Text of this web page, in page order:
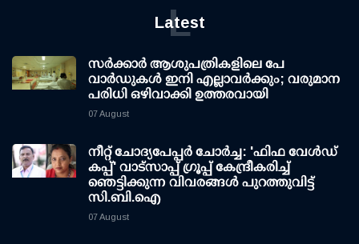
Latest
L
സര്‍ക്കാര്‍ ആശുപത്രികളിലെ പേ
വാര്‍ഡുകള്‍ ഇനി എല്ലാവര്‍ക്കും; വരുമാന
പരിധി ഒഴിവാക്കി ഉത്തരവായി
07 August
നീറ്റ് ചോദ്യപേപ്പര്‍ ചോര്‍ച്ച: 'ഫിഫ വേള്‍ഡ്
കപ്പ്' വാട്സാപ്പ് ഗ്രൂപ്പ് കേന്ദ്രീകരിച്ച്
ഞെട്ടിക്കുന്ന വിവരങ്ങള്‍ പുറത്തുവിട്ട്
സി.ബി.ഐ
07 August